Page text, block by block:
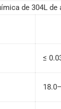
de 304L de
≤